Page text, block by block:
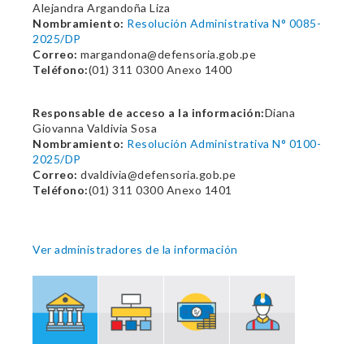
Alejandra Argandoña Liza
Nombramiento: Resolución Administrativa N° 0085-
2025/DP
Correo: margandona@defensoria.gob.pe
Teléfono:(01) 311 0300 Anexo 1400
Responsable de acceso a la información:Diana
Giovanna Valdivia Sosa
Nombramiento: Resolución Administrativa N° 0100-
2025/DP
Correo: dvaldivia@defensoria.gob.pe
Teléfono:(01) 311 0300 Anexo 1401
Ver administradores de la información